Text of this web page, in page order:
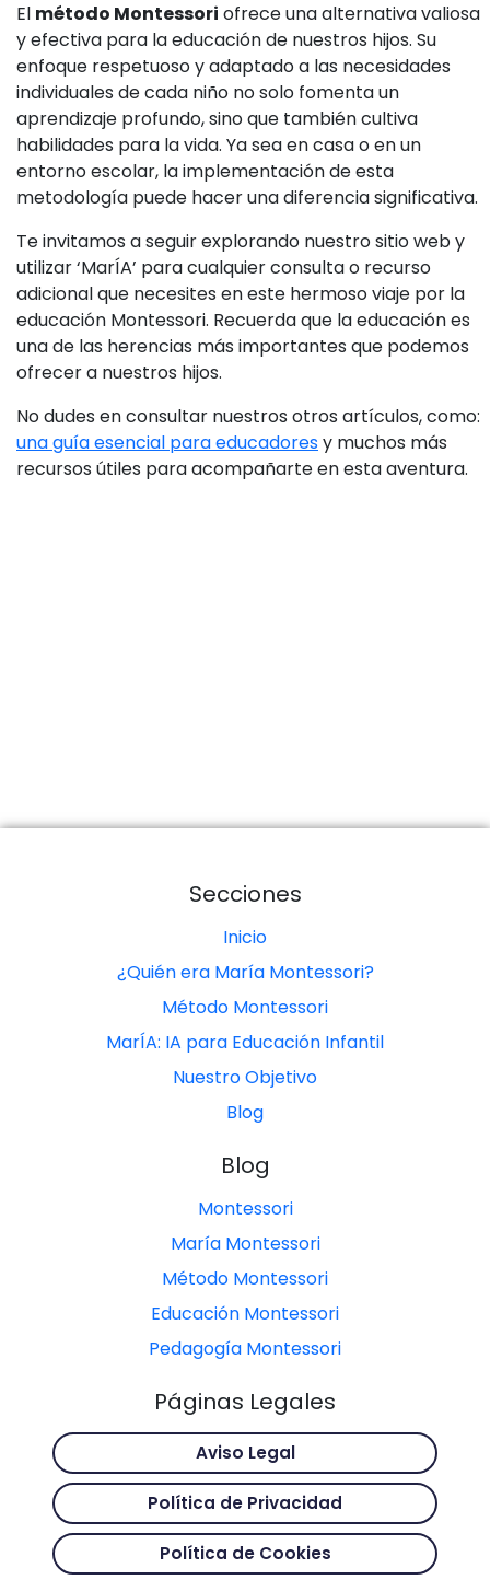
El método Montessori ofrece una alternativa valiosa
y efectiva para la educación de nuestros hijos. Su
enfoque respetuoso y adaptado a las necesidades
individuales de cada niño no solo fomenta un
aprendizaje profundo, sino que también cultiva
habilidades para la vida. Ya sea en casa o en un
entorno escolar, la implementación de esta
metodología puede hacer una diferencia significativa.
Te invitamos a seguir explorando nuestro sitio web y
utilizar ‘MarÍA’ para cualquier consulta o recurso
adicional que necesites en este hermoso viaje por la
educación Montessori. Recuerda que la educación es
una de las herencias más importantes que podemos
ofrecer a nuestros hijos.
No dudes en consultar nuestros otros artículos, como:
una guía esencial para educadoresy muchos más
recursos útiles para acompañarte en esta aventura.
Secciones
Inicio
¿Quién era María Montessori?
Método Montessori
MarÍA: IA para Educación Infantil
Nuestro Objetivo
Blog
Blog
Montessori
María Montessori
Método Montessori
Educación Montessori
Pedagogía Montessori
Páginas Legales
Aviso Legal
Política de Privacidad
Política de Cookies